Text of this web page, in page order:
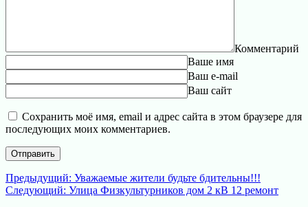
Комментарий
Ваше имя
Ваш e-mail
Ваш сайт
Сохранить моё имя, email и адрес сайта в этом браузере для
последующих моих комментариев.
Навигация
по
Предыдущий: Предыдущая
запись:
Уважаемые жители будьте бдительны!!!
Следующий: Следующая
Улица Физкультурников дом 2 кВ 12 ремонт